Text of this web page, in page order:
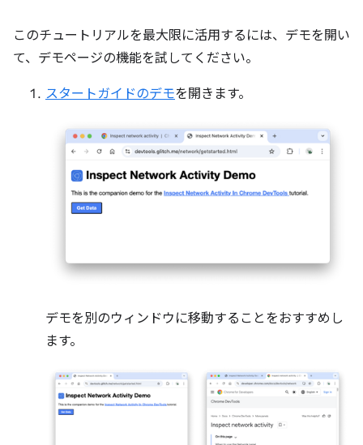
このチュートリアルを最大限に活用するには、デモを開い
て、デモページの機能を試してください。
スタートガイドのデモを開きます。
デモを別のウィンドウに移動することをおすすめし
ます。